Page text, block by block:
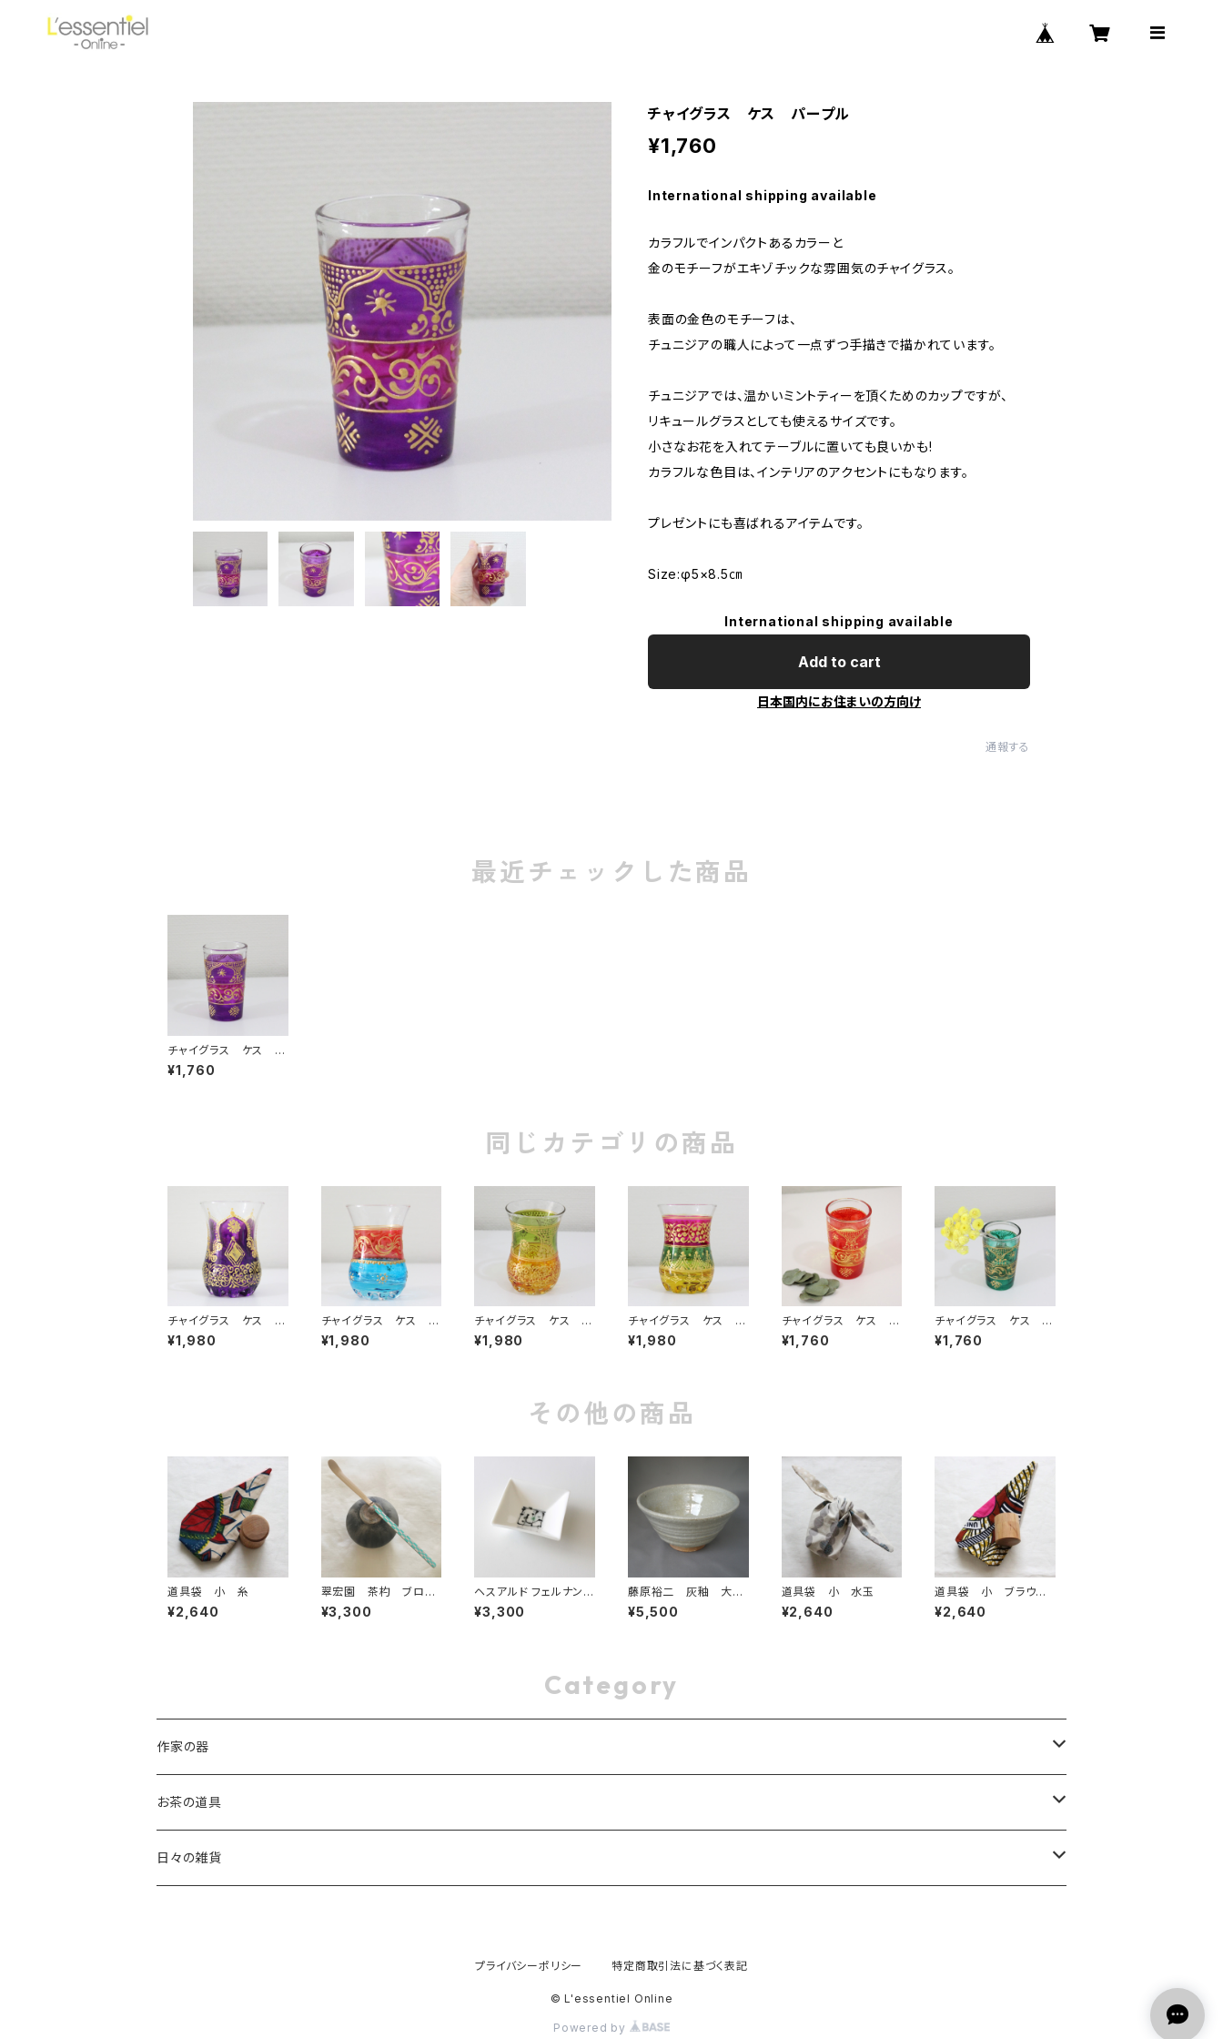
チャイグラス ケス パープル
¥1,760
International shipping available
カラフルでインパクトあるカラーと
金のモチーフがエキゾチックな雰囲気のチャイグラス。
表面の金色のモチーフは、
チュニジアの職人によって一点ずつ手描きで描かれています。
チュニジアでは、温かいミントティーを頂くためのカップですが、
リキュールグラスとしても使えるサイズです。
小さなお花を入れてテーブルに置いても良いかも!
カラフルな色目は、インテリアのアクセントにもなります。
プレゼントにも喜ばれるアイテムです。
Size:φ5×8.5㎝
International shipping available
Add to cart
日本国内にお住まいの方向け
通報する
最近チェックした商品
チャイグラス ケス パ
ープル
¥1,760
同じカテゴリの商品
チャイグラス ケス チ
ューリップ パープル
¥1,980
チャイグラス ケス チ
ューリップ レッド×ブ
ルー
¥1,980
チャイグラス ケス チ
ューリップ グリーン×
オレンジ
¥1,980
チャイグラス ケス チ
ューリップ ピンク×グ
リーン
¥1,980
チャイグラス ケス レ
ッド
¥1,760
チャイグラス ケス グ
リーン
¥1,760
その他の商品
道具袋 小 糸
¥2,640
翠宏園 茶杓 ブロッ
ク ライトブルー
¥3,300
ヘスアルド フェルナンデ
ス-ブラボ 角小皿 ホ
ワイト １
¥3,300
藤原裕二 灰釉 大
鉢 グレー
¥5,500
道具袋 小 水玉
¥2,640
道具袋 小 ブラウン/
ピンク
¥2,640
Category
作家の器
稲葉 周子 Chikako Inaba
片瀬 和宏 Kazuhiro Katase
お茶の道具
茶杓
日々の雑貨
プライバシーポリシー 特定商取引法に基づく表記
© L'essentiel Online
Powered by